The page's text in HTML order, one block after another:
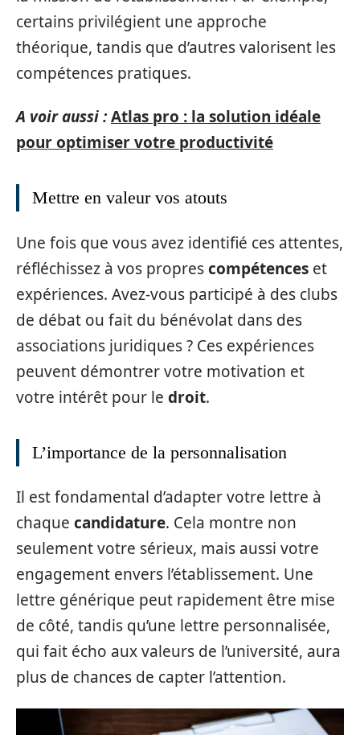
certains privilégient une approche
théorique, tandis que d’autres valorisent les
compétences pratiques.
A voir aussi :Atlas pro : la solution idéale
pour optimiser votre productivité
Mettre en valeur vos atouts
Une fois que vous avez identifié ces attentes,
réfléchissez à vos proprescompétences et
expériences. Avez-vous participé à des clubs
de débat ou fait du bénévolat dans des
associations juridiques ? Ces expériences
peuvent démontrer votre motivation et
votre intérêt pour le droit.
L’importance de la personnalisation
Il est fondamental d’adapter votre lettre à
chaque candidature. Cela montre non
seulement votre sérieux, mais aussi votre
engagement envers l’établissement. Une
lettre générique peut rapidement être mise
de côté, tandis qu’une lettre personnalisée,
qui fait écho aux valeurs de l’université, aura
plus de chances de capter l’attention.